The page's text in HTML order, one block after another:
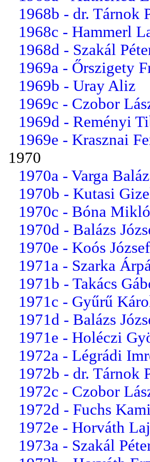
1968b - dr. Tárnok
1968c - Hammerl
1968d - Szakál
1969a - Őrszigety
1969b - Uray Aliz
1969c - Czobor
1969d - Reményi
1969e - Krasznai
1970
1970a - Varga
1970b - Kutasi
1970c - Bóna
1970d - Balázs
1970e - Koós József
1971a - Szarka
1971b - Takács
1971c - Gyűrű
1971d - Balázs
1971e - Holéczi
1972a - Légrádi
1972b - dr. Tárnok
1972c - Czobor
1972d - Fuchs
1972e - Horváth
1973a - Szakál